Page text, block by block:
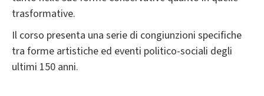
trasformative.
Il corso presenta una serie di congiunzioni specifiche
tra forme artistiche ed eventi politico-sociali degli
ultimi 150 anni.